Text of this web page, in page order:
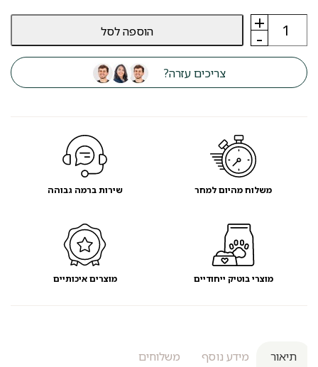
-
כמות
רצועת
מתארכת
לכלב
קטן
פלקסי
+ הוספה לסל
צריכים עזרה?
תיאור מידע נוסף משלוחים
משלוח מהיום למחר שירות ברמה גבוהה
מוצרי בוטיק ייחודיים מוצרים איכותיים